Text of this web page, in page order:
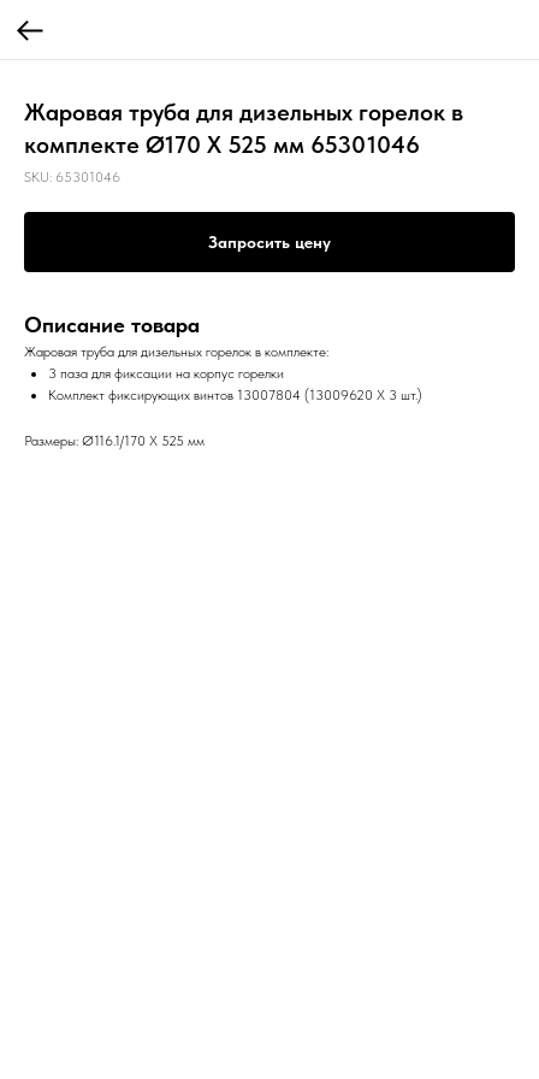
Жаровая труба для дизельных горелок в
комплекте Ø170 X 525 мм 65301046
SKU: 65301046
Запросить цену
Описание товара
Жаровая труба для дизельных горелок в комплекте:
3 паза для фиксации на корпус горелки
Комплект фиксирующих винтов 13007804 (13009620 X 3 шт.)
Размеры: Ø116.1/170 X 525 мм